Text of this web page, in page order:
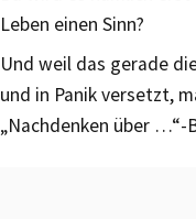
Leben einen Sinn?
Und weil das gerade
und in Panik versetzt,
„Nachdenken über